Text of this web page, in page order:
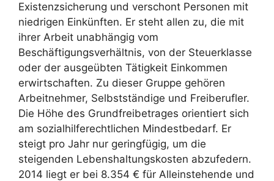
Existenzsicherung und verschont Personen mit
niedrigen Einkünften. Er steht allen zu, die mit
ihrer Arbeit unabhängig vom
Beschäftigungsverhältnis, von der Steuerklasse
oder der ausgeübten Tätigkeit Einkommen
erwirtschaften. Zu dieser Gruppe gehören
Arbeitnehmer, Selbstständige und Freiberufler.
Die Höhe des Grundfreibetrages orientiert sich
am sozialhilferechtlichen Mindestbedarf. Er
steigt pro Jahr nur geringfügig, um die
steigenden Lebenshaltungskosten abzufedern.
2014 liegt er bei 8.354 € für Alleinstehende und